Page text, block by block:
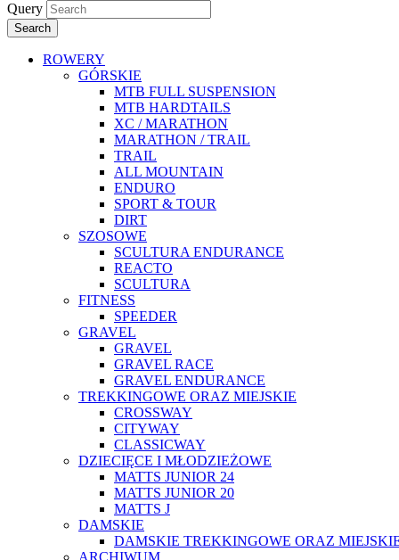
Query
Search
ROWERY
GÓRSKIE
MTB FULL SUSPENSION
MTB HARDTAILS
XC / MARATHON
MARATHON / TRAIL
TRAIL
ALL MOUNTAIN
ENDURO
SPORT & TOUR
DIRT
SZOSOWE
SCULTURA ENDURANCE
REACTO
SCULTURA
FITNESS
SPEEDER
GRAVEL
GRAVEL
GRAVEL RACE
GRAVEL ENDURANCE
TREKKINGOWE ORAZ MIEJSKIE
CROSSWAY
CITYWAY
CLASSICWAY
DZIECIĘCE I MŁODZIEŻOWE
MATTS JUNIOR 24
MATTS JUNIOR 20
MATTS J
DAMSKIE
DAMSKIE TREKKINGOWE ORAZ
ARCHIWUM